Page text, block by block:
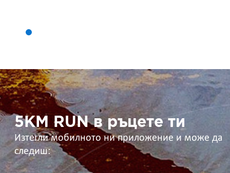
5KM
RUN
в
ръцете
ти 5KM RUN в ръцете ти
Изтегли мобилното ни приложение и може да
следиш: